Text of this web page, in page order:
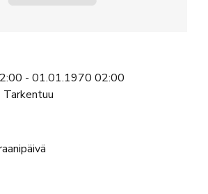
- 01.01.1970 02:00
Tarkentuu